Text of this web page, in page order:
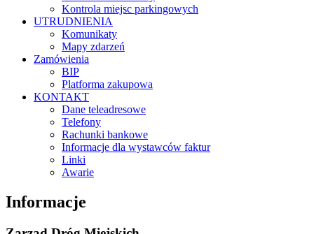
Kontrola miejsc parkingowych
UTRUDNIENIA
Komunikaty
Mapy zdarzeń
Zamówienia
BIP
Platforma zakupowa
KONTAKT
Dane teleadresowe
Telefony
Rachunki bankowe
Informacje dla wystawców faktur
Linki
Awarie
Informacje